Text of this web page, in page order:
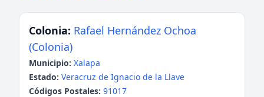
Colonia: Rafael Hernández Ochoa
(Colonia)
Municipio: Xalapa
Estado: Veracruz de Ignacio de la Llave
Códigos Postales: 91017